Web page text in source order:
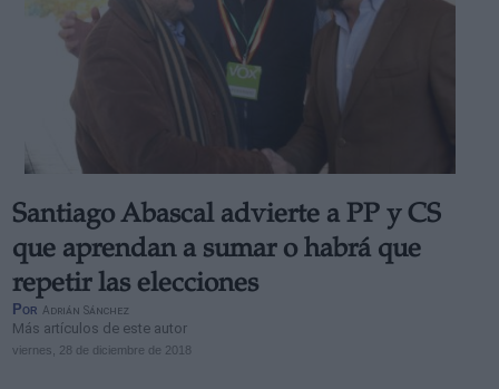
Santiago Abascal advierte a PP y CS
que aprendan a sumar o habrá que
repetir las elecciones
Por Adrián Sánchez
Más artículos de este autor
viernes, 28 de diciembre de 2018